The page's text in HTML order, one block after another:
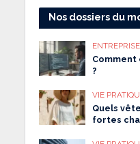
Nos dossiers du
ENTREPRISE
Comment
?
VIE
Quels
fortes